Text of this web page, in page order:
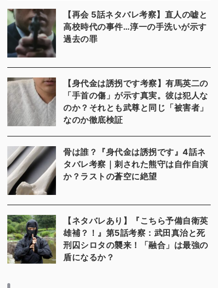
【再会 5話ネタバレ考察】直人の嘘と
高校時代の事件…淳一の手洗いが示す
過去の罪
【身代金は誘拐です考察】有馬英二の
「手首の傷」が示す真実。彼は犯人な
のか？それとも武尊と同じ「被害者」
なのか徹底検証
骨は誰？『身代金は誘拐です』4話ネ
タバレ考察｜刺された熊守は自作自演
か？ラストの蒼空に絶望
【ネタバレあり】『こちら予備自衛英
雄補？！』第5話考察：武田真治と死
刑囚シロタの襲来！「融合」は最強の
盾になるか？